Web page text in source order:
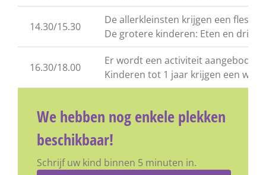
14.30/15.30
De allerkleinsten krijgen een fles
De grotere kinderen: Eten en
16.30/18.00
Er wordt een activiteit
Kinderen tot 1 jaar krijgen een
We hebben nog enkele plekken
beschikbaar!
Schrijf uw kind binnen 5 minuten in.